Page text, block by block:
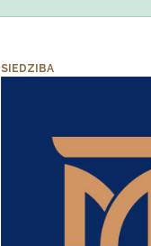
SIEDZIBA